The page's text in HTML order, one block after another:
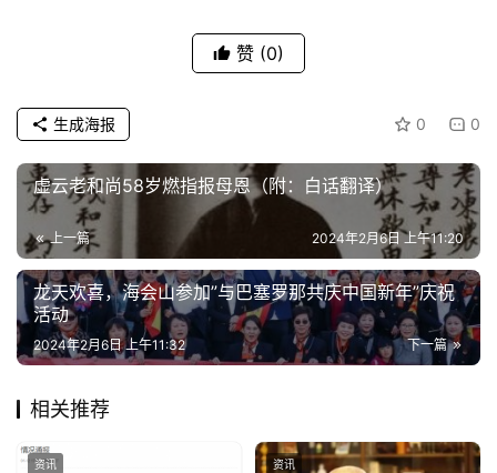
赞 (0)
0 0
生成海报
虚云老和尚58岁燃指报母恩（附：白话翻译）
上一篇 2024年2月6日 上午11:20
龙天欢喜，海会山参加”与巴塞罗那共庆中国新年”庆祝
活动
下一篇
2024年2月6日 上午11:32
相关推荐
资讯 资讯